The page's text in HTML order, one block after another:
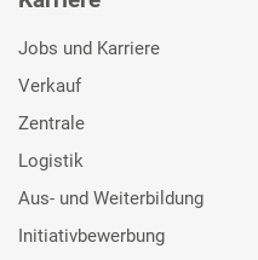
Jobs und Karriere
Verkauf
Zentrale
Logistik
Aus- und Weiterbildung
Initiativbewerbung